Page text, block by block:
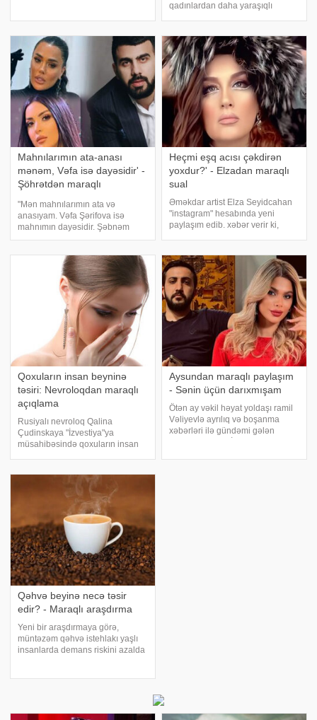
tərəfindən həyata keçirilən
çəkilişdə ifaçı
qadınlardan daha yaraşıqlı
ertəsi" verilişinin aparıcısı Aytən
Səfərova deyib. Aparıc
Mahnılarımın ata-anası
mənəm, Vəfa isə dayəsidir' -
Şöhrətdən maraqlı
"Mən mahnılarımın ata və
anasıyam. Vəfa Şərifova isə
mahnımın dayəsidir. Şəbnəm
məndən yox, Vəfadan icazə alıb".
Şöhrət Məmmədov mahnısını
oxuyan və ondan icazə almayan
Heçmi eşq acısı çəkdirən
yoxdur?' - Elzadan maraqlı
sual
Əməkdar artist Elza Seyidcahan
"instagram" hesabında yeni
paylaşım edib. xəbər verir ki,
yazdığı misralar diqqət çəkib.
"Qəribə deyilmi? İnsan hər zama
Qoxuların insan beyninə
təsiri: Nevroloqdan maraqlı
açıqlama
Rusiyalı nevroloq Qalina
Çudinskaya "İzvestiya"ya
müsahibəsində qoxuların insan
bildirib. xəbər verir ki, onun
sözlərinə görə, qoxular əhvali-
ruhiyyə, konsentrasiya
Aysundan maraqlı paylaşım
- Sənin üçün darıxmışam
Ötən ay vəkil həyat yoldaşı ramil
Vəliyevlə ayrılıq və boşanma
xəbərləri ilə gündəmi gələn
Qəhvə beyinə necə təsir
edir? - Maraqlı araşdırma
Yeni bir araşdırmaya görə,
müntəzəm qəhvə istehlakı yaşlı
insanlarda demans riskini azalda